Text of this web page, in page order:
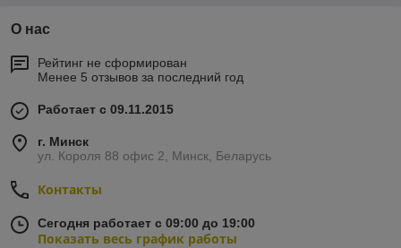
О нас
Рейтинг не сформирован
Менее 5 отзывов за последний год
Работает с 09.11.2015
г. Минск
ул. Короля 88 офис 2, Минск, Беларусь
Контакты
Сегодня работает с 09:00 до 19:00
Показать весь график работы